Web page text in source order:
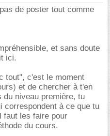
de poster tout comme
et sans doute
ici.
tout", c'est le moment
et de chercher à t'en
niveau première, tu
correspondent à ce que tu
faut les faire pour
du cours.